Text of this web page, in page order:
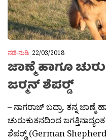
ನಡೆ-ನುಡಿ 22/03/2018
ಜಾಣ್ಮೆ ಹಾಗೂ
ಜರ‍್ಮನ್ ಶೆಪರ‍್ಡ್
– ನಾಗರಾಜ್ ಬದ್ರಾ. ತನ್ನ
ಚುರುಕುತನದಿಂದ
ಶೆಪರ‍್ಡ್ (German